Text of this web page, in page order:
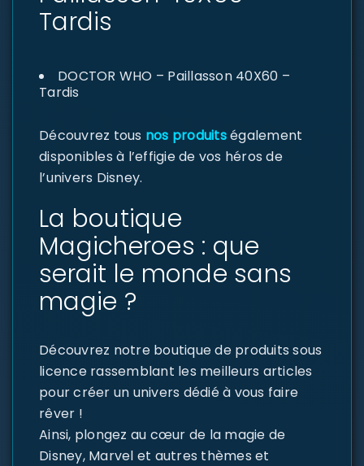
Tardis
DOCTOR WHO – Paillasson 40X60 –
Tardis
Découvrez tous nos produitségalement
disponibles à l’effigie de vos héros de
l’univers Disney.
La boutique
Magicheroes : que
serait le monde sans
magie ?
Découvrez notre boutique de produits sous
licence rassemblant les meilleurs articles
pour créer un univers dédié à vous faire
rêver !
Ainsi, plongez au cœur de la magie de
Disney, Marvel et autres thèmes et